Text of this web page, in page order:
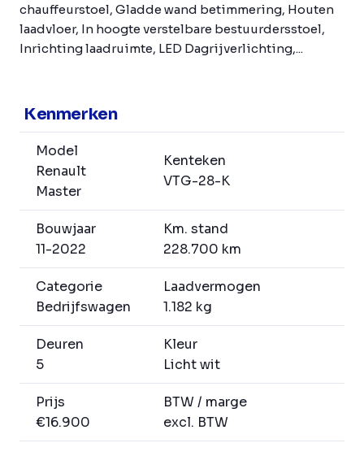
chauffeurstoel, Gladde wand betimmering, Houten
laadvloer, In hoogte verstelbare bestuurdersstoel,
Inrichting laadruimte, LED Dagrijverlichting,...
Kenmerken
Model
Renault
Master
Kenteken
VTG-28-K
Bouwjaar
11-2022
Km. stand
228.700 km
Categorie
Bedrijfswagen
Laadvermogen
1.182 kg
Deuren
5
Kleur
Licht wit
Prijs
€16.900
BTW / marge
excl. BTW